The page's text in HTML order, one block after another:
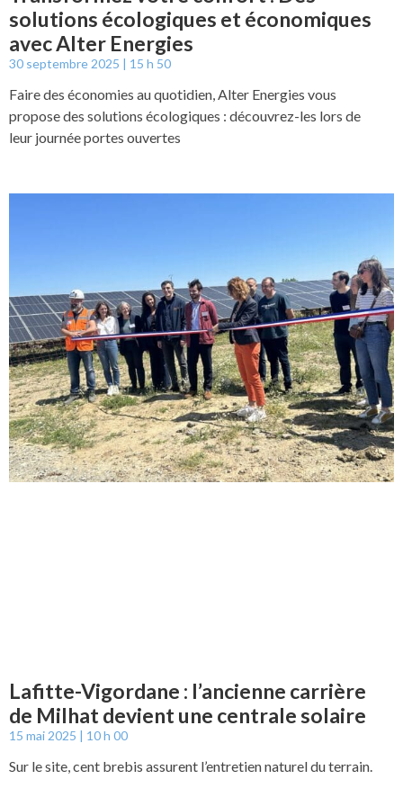
solutions écologiques et économiques
avec Alter Energies
30 septembre 2025 15 h 50
Faire des économies au quotidien, Alter Energies vous
propose des solutions écologiques : découvrez-les lors de
leur journée portes ouvertes
Lafitte-Vigordane : l’ancienne carrière
de Milhat devient une centrale solaire
15 mai 2025 10 h 00
Sur le site, cent brebis assurent l’entretien naturel du terrain.